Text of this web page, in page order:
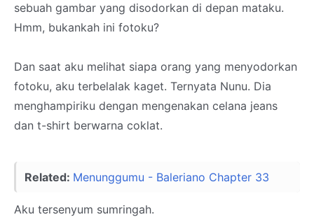
sebuah gambar yang disodorkan di depan mataku.
Hmm, bukankah ini fotoku?
Dan saat aku melihat siapa orang yang menyodorkan
fotoku, aku terbelalak kaget. Ternyata Nunu. Dia
menghampiriku dengan mengenakan celana jeans
dan t-shirt berwarna coklat.
Related: Menunggumu - Baleriano Chapter 33
Aku tersenyum sumringah.